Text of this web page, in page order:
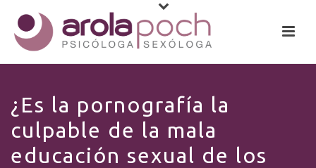
¿Es la pornografía la
culpable de la mala
educación sexual de los